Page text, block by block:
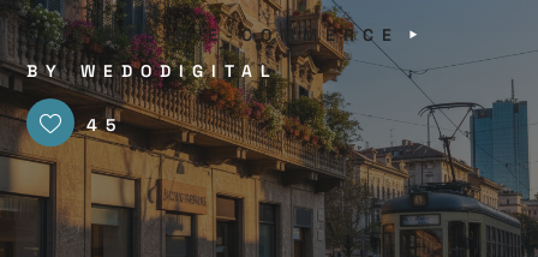
SITI WEB & E-COMMERCE
BYWEDODIGITAL
45